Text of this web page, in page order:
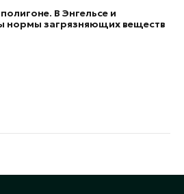
В Энгельсе и
нормы загрязняющих веществ